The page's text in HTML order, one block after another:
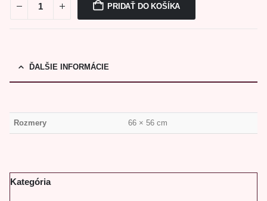
PRIDAŤ DO KOŠÍKA
ĎALŠIE INFORMÁCIE
Rozmery 66 × 56 cm
Kategória